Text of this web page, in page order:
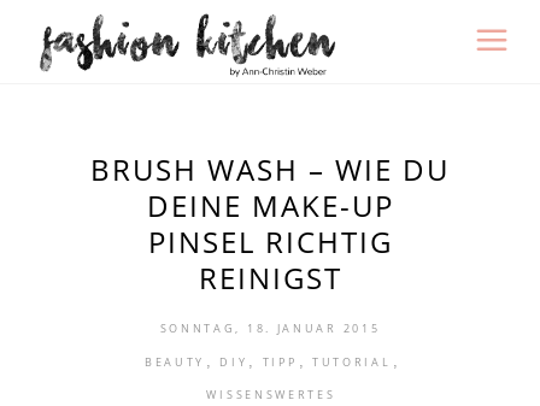
BRUSH WASH – WIE DU
DEINE MAKE-UP
PINSEL RICHTIG
REINIGST
SONNTAG, 18. JANUAR 2015
BEAUTY , DIY , TIPP , TUTORIAL ,
WISSENSWERTES